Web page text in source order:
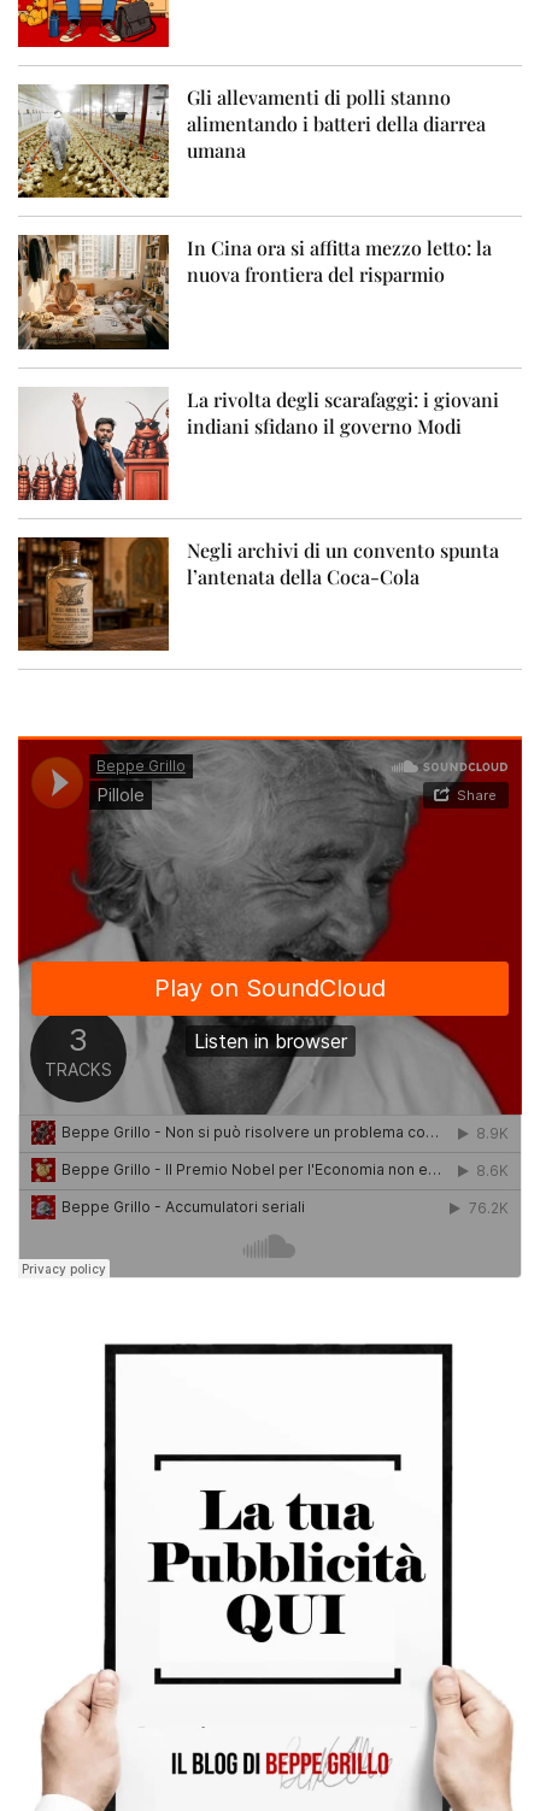
Gli allevamenti di polli stanno
alimentando i batteri della diarrea
umana
In Cina ora si affitta mezzo letto: la
nuova frontiera del risparmio
La rivolta degli scarafaggi: i giovani
indiani sfidano il governo Modi
Negli archivi di un convento spunta
l’antenata della Coca-Cola